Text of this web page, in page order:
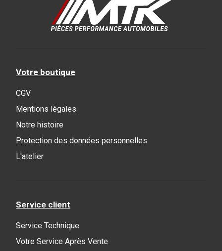
Votre boutique
CGV
Mentions légales
Notre histoire
Protection des données personnelles
L'atelier
Service client
Service Technique
Votre Service Après Vente